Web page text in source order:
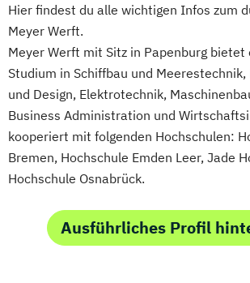
Hier findest du alle wichtigen Infos zum
Meyer Werft.
Meyer Werft mit Sitz in Papenburg bietet
Studium in Schiffbau und Meerestechnik,
und Design, Elektrotechnik,
Business Administration und
kooperiert mit folgenden Hochschulen:
Bremen, Hochschule Emden Leer, Jade
Hochschule Osnabrück.
Ausführliches Profil